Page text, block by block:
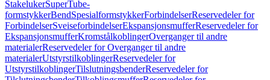
StakelukerSuperTube-
formstykkerBendSpesialformstykkerForbindelserReservedeler for
ForbindelserSveiseforbindelserEkspansjonsmufferReservedeler for
EkspansjonsmufferKromstålkoblingerOverganger til andre
materialerReservedeler for Overganger til andre
materialerUtstyrstilkoblingerReservedeler for
UtstyrstilkoblingerTilslutningsbenderReservedeler for